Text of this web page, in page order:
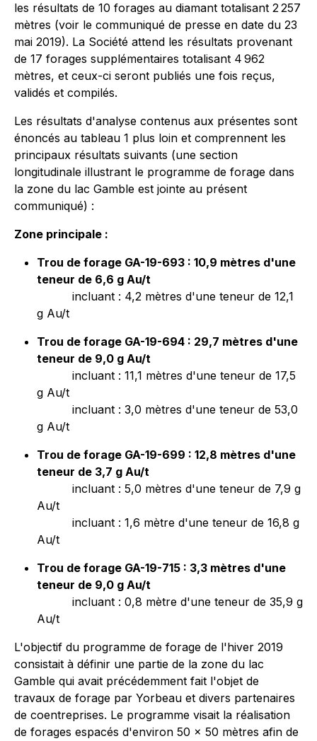
les résultats de 10 forages au diamant totalisant 2 257
mètres (voir le communiqué de presse en date du 23
mai 2019). La Société attend les résultats provenant
de 17 forages supplémentaires totalisant 4 962
mètres, et ceux-ci seront publiés une fois reçus,
validés et compilés.
Les résultats d'analyse contenus aux présentes sont
énoncés au tableau 1 plus loin et comprennent les
principaux résultats suivants (une section
longitudinale illustrant le programme de forage dans
la zone du lac Gamble est jointe au présent
communiqué) :
Zone principale :
Trou de forage GA-19-693 : 10,9 mètres d'une
teneur de 6,6 g Au/t
incluant : 4,2 mètres d'une teneur de 12,1
g Au/t
Trou de forage GA-19-694 : 29,7 mètres d'une
teneur de 9,0 g Au/t
incluant : 11,1 mètres d'une teneur de 17,5
g Au/t
incluant : 3,0 mètres d'une teneur de 53,0
g Au/t
Trou de forage GA-19-699 : 12,8 mètres d'une
teneur de 3,7 g Au/t
incluant : 5,0 mètres d'une teneur de 7,9 g
Au/t
incluant : 1,6 mètre d'une teneur de 16,8 g
Au/t
Trou de forage GA-19-715 : 3,3 mètres d'une
teneur de 9,0 g Au/t
incluant : 0,8 mètre d'une teneur de 35,9 g
Au/t
L'objectif du programme de forage de l'hiver 2019
consistait à définir une partie de la zone du lac
Gamble qui avait précédemment fait l'objet de
travaux de forage par Yorbeau et divers partenaires
de coentreprises. Le programme visait la réalisation
de forages espacés d'environ 50 x 50 mètres afin de